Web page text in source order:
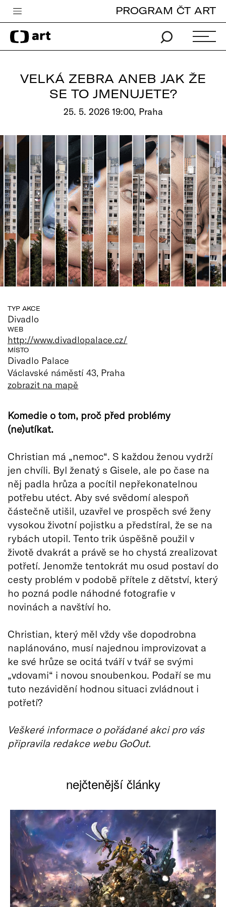
Česká televize
Zpravodajství
Vše o ČT
PROGRAM ČT ART
VELKÁ ZEBRA ANEB JAK ŽE
SE TO JMENUJETE?
25. 5. 2026 19:00, Praha
TYP AKCE
Divadlo
WEB
http://www.divadlopalace.cz/
MÍSTO
Divadlo Palace
Václavské náměstí 43, Praha
zobrazit na mapě
Komedie o tom, proč před problémy
(ne)utíkat.
Christian má „nemoc“. S každou ženou vydrží
jen chvíli. Byl ženatý s Gisele, ale po čase na
něj padla hrůza a pocítil nepřekonatelnou
potřebu utéct. Aby své svědomí alespoň
částečně utišil, uzavřel ve prospěch své ženy
vysokou životní pojistku a předstíral, že se na
rybách utopil. Tento trik úspěšně použil v
životě dvakrát a právě se ho chystá zrealizovat
potřetí. Jenomže tentokrát mu osud postaví do
cesty problém v podobě přítele z dětství, který
ho pozná podle náhodné fotografie v
novinách a navštíví ho.
Christian, který měl vždy vše dopodrobna
naplánováno, musí najednou improvizovat a
ke své hrůze se ocitá tváří v tvář se svými
„vdovami“ i novou snoubenkou. Podaří se mu
tuto nezávidění hodnou situaci zvládnout i
potřetí?
Veškeré informace o pořádané akci pro vás
připravila redakce webu GoOut.
nejčtenější články